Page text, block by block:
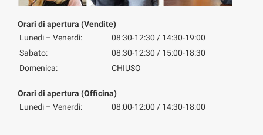
Orari di apertura (Vendite)
Lunedi – Venerdì:
08:30-12:30 / 14:30-19:00
Sabato:
08:30-12:30 / 15:00-18:30
Domenica:
CHIUSO
Orari di apertura (Officina)
Lunedi – Venerdì:
08:00-12:00 / 14:30-18:00